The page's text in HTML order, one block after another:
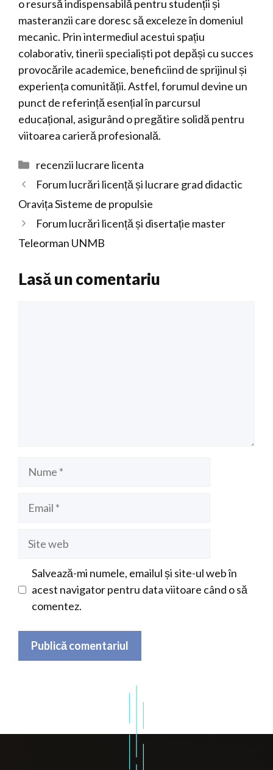
o resursă indispensabilă pentru studenții și
masteranzii care doresc să exceleze în domeniul
mecanic. Prin intermediul acestui spațiu
colaborativ, tinerii specialiști pot depăși cu succes
provocările academice, beneficiind de sprijinul și
experiența comunității. Astfel, forumul devine un
punct de referință esențial în parcursul
educațional, asigurând o pregătire solidă pentru
viitoarea carieră profesională.
Categorii
recenzii lucrare licenta
Forum lucrări licență și lucrare grad didactic
Oravița Sisteme de propulsie
Forum lucrări licență și disertație master
Teleorman UNMB
Lasă un comentariu
Salvează-mi numele, emailul și site-ul web în
acest navigator pentru data viitoare când o să
comentez.